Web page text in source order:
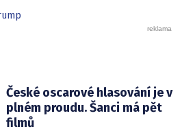
České oscarové hlasování je v
plném proudu. Šanci má pět
filmů